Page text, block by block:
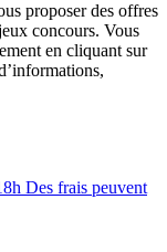
proposer des offres
concours. Vous
en cliquant sur
Des frais peuvent